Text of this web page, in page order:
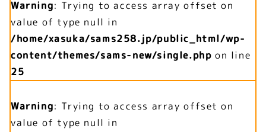
Warning: Trying to access array offset on
value of type null in
/home/xasuka/sams258.jp/public_html/wp-
content/themes/sams-new/single.php on line
25
Warning: Trying to access array offset on
value of type null in